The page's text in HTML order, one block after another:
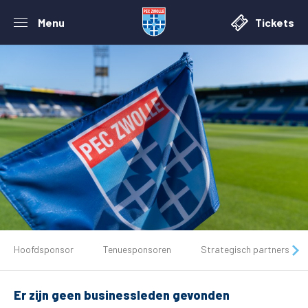
Menu Tickets
Tickets
Matchdays
Hoofdsponsor Tenuesponsoren Strategisch partners
Er zijn geen businessleden gevonden